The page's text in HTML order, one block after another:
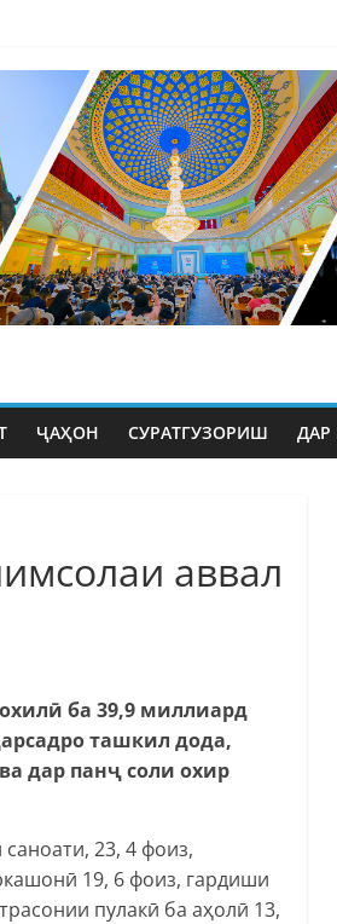
ҶАҲОН СУРАТГУЗОРИШ
аввал
ба 39,9 миллиард
ташкил дода,
дар панҷ соли охир
23, 4 фоиз,
19, 6 фоиз, гардиши
пулакӣ ба аҳолӣ 13,